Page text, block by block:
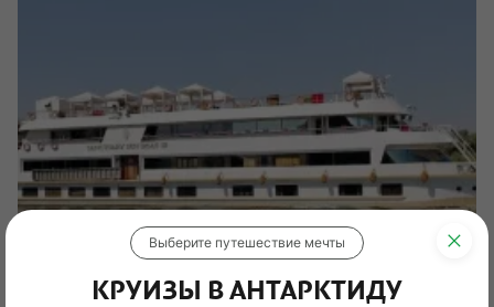
Выберите путешествие мечты
КРУИЗЫ В АНТАРКТИДУ